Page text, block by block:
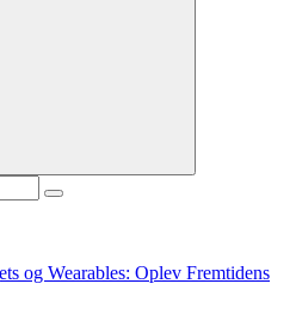
og Wearables: Oplev Fremtidens